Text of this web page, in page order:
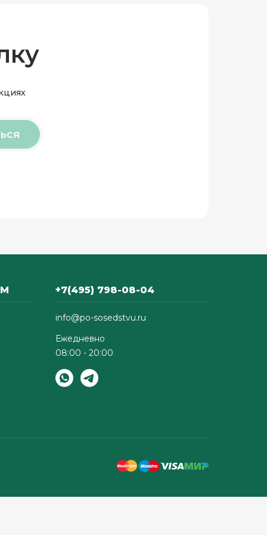
+7(495) 798-08-04
info@po-sosedstvu.ru
Ежедневно
08:00 - 20:00